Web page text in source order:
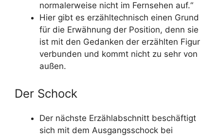
normalerweise nicht im Fernsehen auf.“
Hier gibt es erzähltechnisch einen Grund
für die Erwähnung der Position, denn sie
ist mit den Gedanken der erzählten Figur
verbunden und kommt nicht zu sehr von
außen.
Der Schock
Der nächste Erzählabschnitt beschäftigt
sich mit dem Ausgangsschock bei